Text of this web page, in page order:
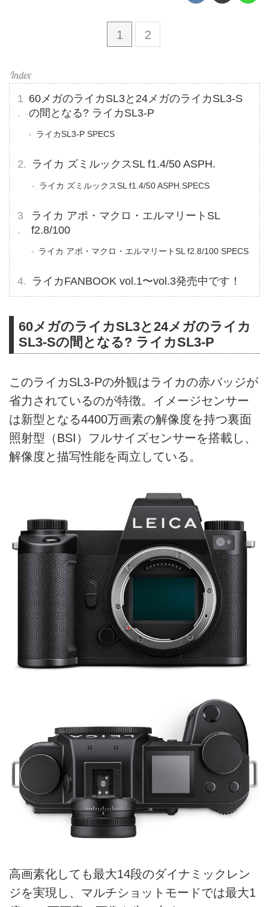
1 2
60メガのライカSL3と24メガのライカSL3-S
の間となる? ライカSL3-P
ライカSL3-P SPECS
ライカ ズミルックスSL f1.4/50 ASPH.
ライカ ズミルックスSL f1.4/50 ASPH.SPECS
ライカ アポ・マクロ・エルマリートSL
f2.8/100
ライカ アポ・マクロ・エルマリートSL f2.8/100 SPECS
ライカFANBOOK vol.1〜vol.3発売中です！
60メガのライカSL3と24メガのライカ
SL3-Sの間となる? ライカSL3-P
このライカSL3-Pの外観はライカの赤バッジが
省力されているのが特徴。イメージセンサー
は新型となる4400万画素の解像度を持つ裏面
照射型（BSI）フルサイズセンサーを搭載し、
解像度と描写性能を両立している。
高画素化しても最大14段のダイナミックレン
ジを実現し、マルチショットモードでは最大1